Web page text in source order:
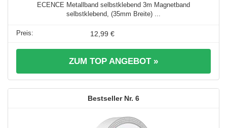
ECENCE Metallband selbstklebend 3m Magnetband
selbstklebend, (35mm Breite) ...
12,99 €
ZUM TOP ANGEBOT »
6